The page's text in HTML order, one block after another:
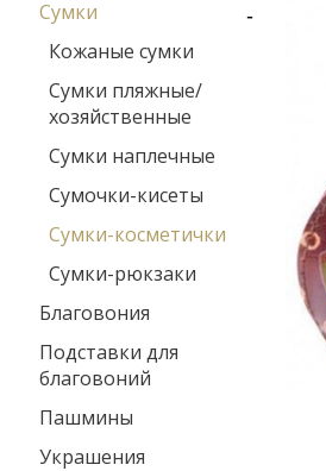
Сумки -
Кожаные сумки
Сумки пляжные/
хозяйственные
Сумки наплечные
Сумочки-кисеты
Сумки-косметички
Сумки-рюкзаки
Благовония
Подставки для
благовоний
Пашмины
Украшения